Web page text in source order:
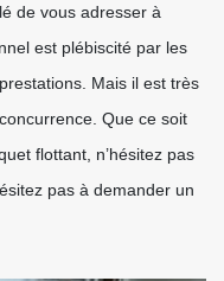
de vous adresser à
est plébiscité par les
Mais il est très
Que ce soit
flottant, n’hésitez pas
pas à demander un